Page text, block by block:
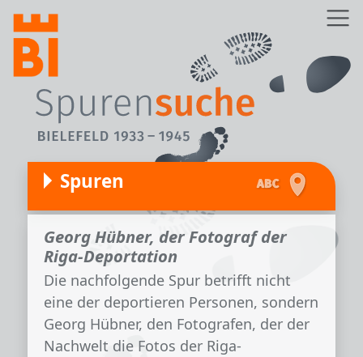
Direkt zum Inhalt
Spuren
Georg Hübner, der Fotograf der
Riga-Deportation
Die nachfolgende Spur betrifft nicht
eine der deportieren Personen, sondern
Georg Hübner, den Fotografen, der der
Nachwelt die Fotos der Riga-